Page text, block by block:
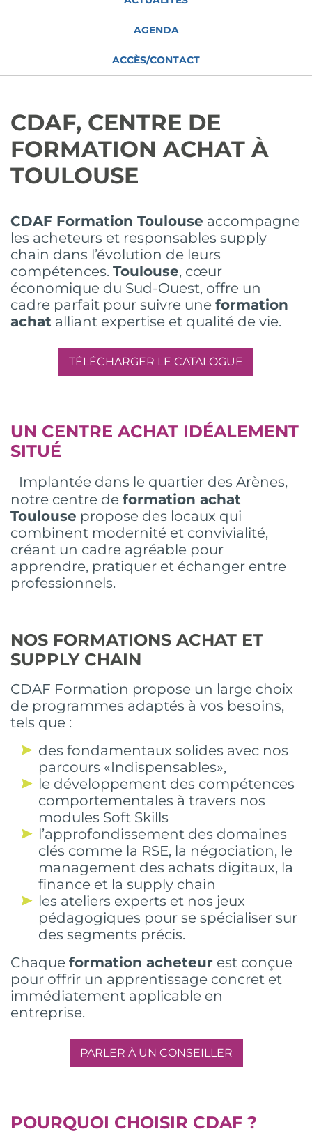
AGENDA
ACCÈS/CONTACT
CDAF, CENTRE DE
FORMATION ACHAT À
TOULOUSE
CDAF Formation Toulouse accompagne
les acheteurs et responsables supply
chain dans l’évolution de leurs
compétences. Toulouse, cœur
économique du Sud-Ouest, offre un
cadre parfait pour suivre une formation
achat alliant expertise et qualité de vie.
TÉLÉCHARGER LE CATALOGUE
UN CENTRE ACHAT IDÉALEMENT
SITUÉ
Implantée dans le quartier des Arènes,
notre centre de formation achat
Toulouse propose des locaux qui
combinent modernité et convivialité,
créant un cadre agréable pour
apprendre, pratiquer et échanger entre
professionnels.
NOS FORMATIONS ACHAT ET
SUPPLY CHAIN
CDAF Formation propose un large choix
de programmes adaptés à vos besoins,
tels que :
des fondamentaux solides avec nos
parcours «Indispensables»,
le développement des compétences
comportementales à travers nos
modules Soft Skills
l’approfondissement des domaines
clés comme la RSE, la négociation, le
management des achats digitaux, la
finance et la supply chain
les ateliers experts et nos jeux
pédagogiques pour se spécialiser sur
des segments précis.
Chaque formation acheteur est conçue
pour offrir un apprentissage concret et
immédiatement applicable en
entreprise.
PARLER À UN CONSEILLER
POURQUOI CHOISIR CDAF ?